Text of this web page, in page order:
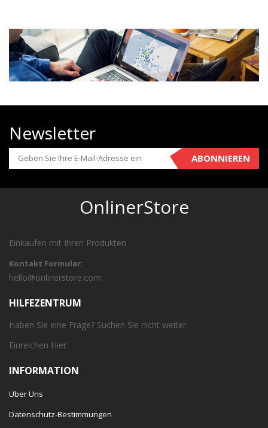
Newsletter
ABONNIEREN
OnlinerStore
Einkaufen mit Ihren Produkten
Kontakt Formular:
hello@onlinerstore.com
HILFEZENTRUM
Haben Sie eine Frage? Suchen Sie nicht weiter.
Einreichen Hier
INFORMATION
Über Uns
Datenschutz-Bestimmungen